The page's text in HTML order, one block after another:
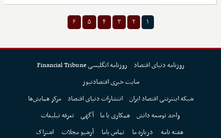
۱ ۲ ۳ ۴ ۵ ۶
روزنامه دنیای اقتصاد
روزنامه انگلیسی Financial Tribune
سایت خبری اقتصادنیوز
شبکه اینترنتی اقتصاد ایران انتشارات دنیای اقتصاد
مرکز همایش‌ها
واحد توسعه دانش همکاری با ما آگهی تعرفه تبلیغات
هفته نامه
درباره ما تماس باما آرشیو مجلات اشتراک